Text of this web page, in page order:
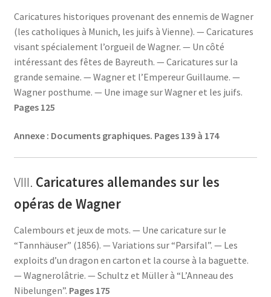
Caricatures historiques provenant des ennemis de Wagner
(les catholiques à Munich, les juifs à Vienne). — Caricatures
visant spécialement l’orgueil de Wagner. — Un côté
intéressant des fêtes de Bayreuth. — Caricatures sur la
grande semaine. — Wagner et l’Empereur Guillaume. —
Wagner posthume. — Une image sur Wagner et les juifs.
Pages 125
Annexe : Documents graphiques. Pages 139 à 174
VIII. Caricatures allemandes sur les
opéras de Wagner
Calembours et jeux de mots. — Une caricature sur le
“Tannhäuser” (1856). — Variations sur “Parsifal”. — Les
exploits d’un dragon en carton et la course à la baguette.
— Wagnerolâtrie. — Schultz et Müller à “L’Anneau des
Nibelungen”. Pages 175